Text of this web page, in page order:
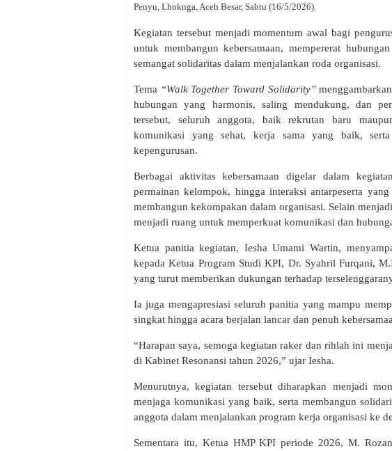
Penyu, Lhoknga, Aceh Besar, Sabtu (16/5/2026).
Kegiatan tersebut menjadi momentum awal bagi
untuk membangun kebersamaan, mempererat
semangat solidaritas dalam menjalankan roda organisasi.
Tema “Walk Together Toward Solidarity”
hubungan yang harmonis, saling mendukung, dan
tersebut, seluruh anggota, baik rekrutan baru
komunikasi yang sehat, kerja sama yang baik, serta
kepengurusan.
Berbagai aktivitas kebersamaan digelar dalam
permainan kelompok, hingga interaksi antarpeserta
membangun kekompakan dalam organisasi. Selain
menjadi ruang untuk memperkuat komunikasi dan
Ketua panitia kegiatan, Iesha Umami Wartin,
kepada Ketua Program Studi KPI, Dr. Syahril Furqani,
yang turut memberikan dukungan terhadap
Ia juga mengapresiasi seluruh panitia yang mampu
singkat hingga acara berjalan lancar dan penuh
“Harapan saya, semoga kegiatan raker dan rihlah ini
di Kabinet Resonansi tahun 2026,” ujar Iesha.
Menurutnya, kegiatan tersebut diharapkan menjadi
menjaga komunikasi yang baik, serta membangun
anggota dalam menjalankan program kerja organisasi ke
Sementara itu, Ketua HMP KPI periode 2026, M.